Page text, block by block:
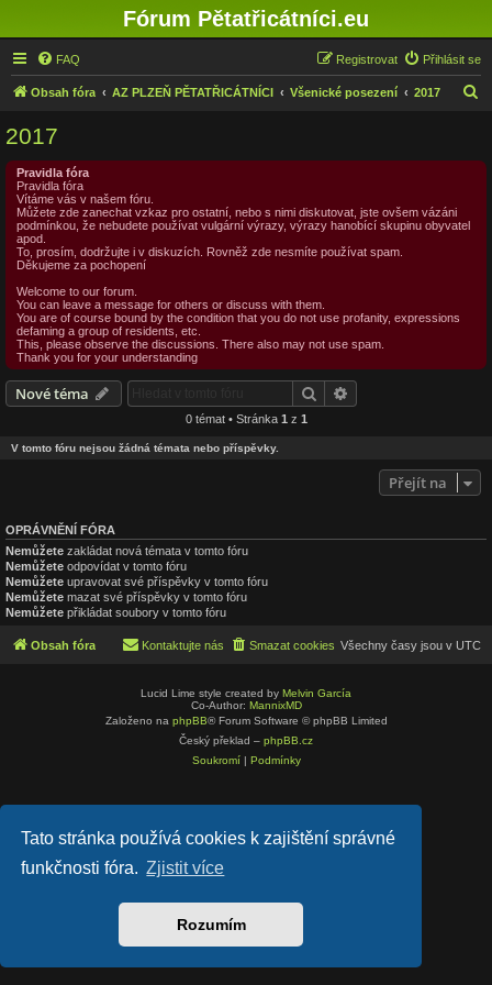
Tato stránka používá cookies k zajištění správné
funkčnosti fóra. Zjistit více
Rozumím
Fórum Pětatřicátníci.eu
FAQ Přihlásit se
Registrovat
Obsah fóra AZ PLZEŇ PĚTATŘICÁTNÍCI Všenické posezení 2017
d
2017
Pravidla fóra
Pravidla fóra
Vítáme vás v našem fóru.
Můžete zde zanechat vzkaz pro ostatní, nebo s nimi diskutovat, jste ovšem vázáni
podmínkou, že nebudete používat vulgární výrazy, výrazy hanobící skupinu obyvatel
apod.
To, prosím, dodržujte i v diskuzích. Rovněž zde nesmíte používat spam.
Děkujeme za pochopení
Welcome to our forum.
You can leave a message for others or discuss with them.
You are of course bound by the condition that you do not use profanity, expressions
defaming a group of residents, etc.
This, please observe the discussions. There also may not use spam.
Thank you for your understanding
Nové téma Hledat
0 témat • Stránka 1 z 1
V tomto fóru nejsou žádná témata nebo příspěvky.
Přejít na
OPRÁVNĚNÍ FÓRA
Nemůžete zakládat nová témata v tomto fóru
Nemůžete odpovídat v tomto fóru
Nemůžete upravovat své příspěvky v tomto fóru
Nemůžete mazat své příspěvky v tomto fóru
Nemůžete přikládat soubory v tomto fóru
Obsah fóra Všechny časy jsou v UTC
Smazat cookies
Kontaktujte nás
Lucid Lime style created by Melvin García
Co-Author: MannixMD
Založeno na phpBB® Forum Software © phpBB Limited
Český překlad – phpBB.cz
Soukromí| Podmínky